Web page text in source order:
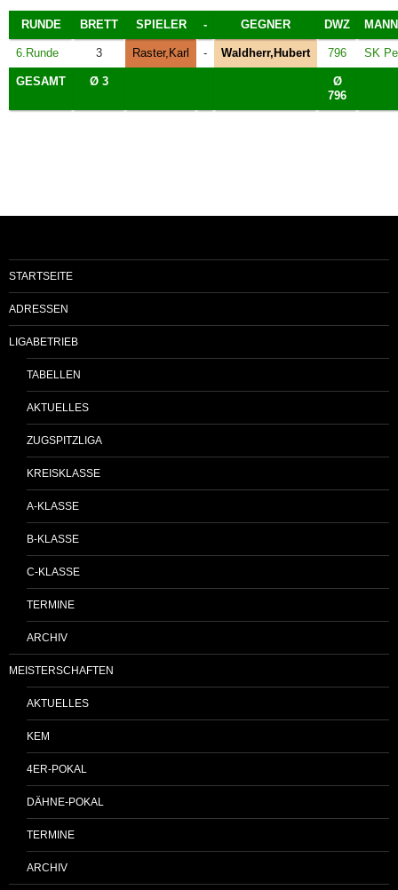
RUNDE BRETT SPIELER - GEGNER DWZ
6.Runde 3 Raster,Karl - Waldherr,Hubert 796 SK
GESAMT Ø 3
Ø
796
STARTSEITE
ADRESSEN
LIGABETRIEB
TABELLEN
AKTUELLES
ZUGSPITZLIGA
KREISKLASSE
A-KLASSE
B-KLASSE
C-KLASSE
TERMINE
ARCHIV
MEISTERSCHAFTEN
AKTUELLES
KEM
4ER-POKAL
DÄHNE-POKAL
TERMINE
ARCHIV